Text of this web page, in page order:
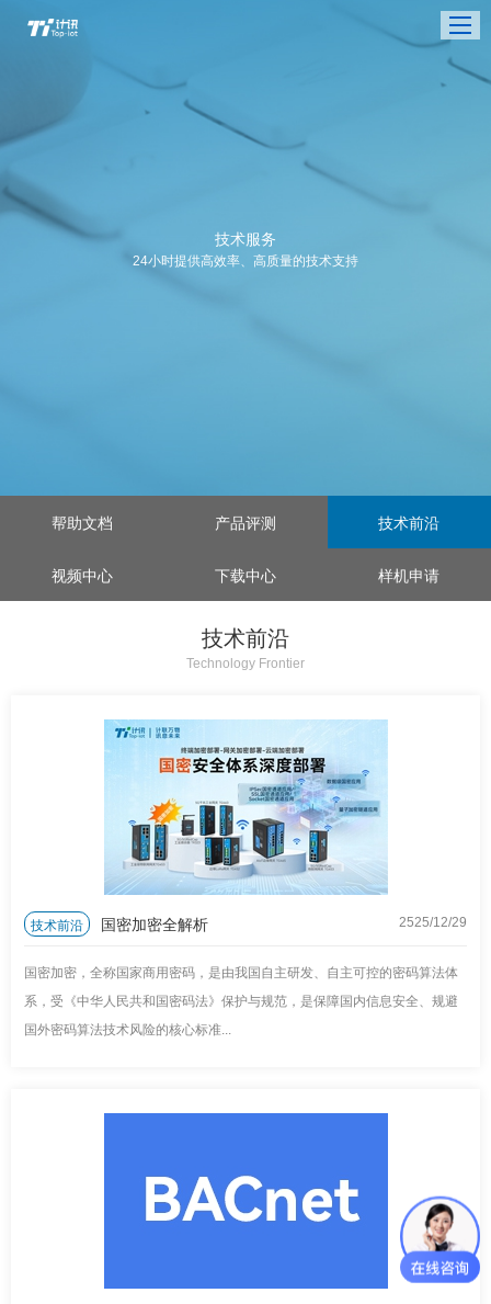
技术服务
24小时提供高效率、高质量的技术支持
帮助文档 产品评测 技术前沿
视频中心 下载中心 样机申请
技术前沿
Technology Frontier
/29
2525/12
技术前沿 国密加密全解析
国密加密，全称国家商用密码，是由我国自主研发、自主可控的密码算法体
系，受《中华人民共和国密码法》保护与规范，是保障国内信息安全、规避
国外密码算法技术风险的核心标准...